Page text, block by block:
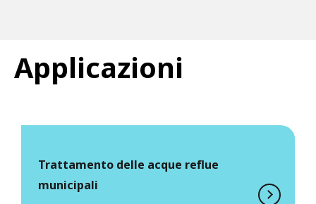
Applicazioni
Trattamento delle acque reflue
municipali